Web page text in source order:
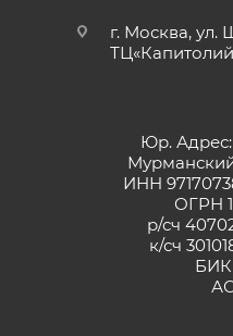
г. Москва, ул.
Юр. Адрес:
Мурманский
ИНН
ОГРН
р/сч
к/сч
БИК